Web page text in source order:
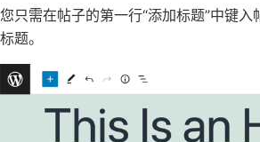
您只需在帖子的第一行“添加标题”中键
标题。